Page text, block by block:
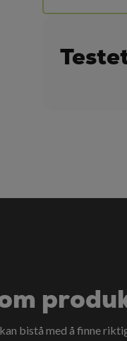
bistå med å finne